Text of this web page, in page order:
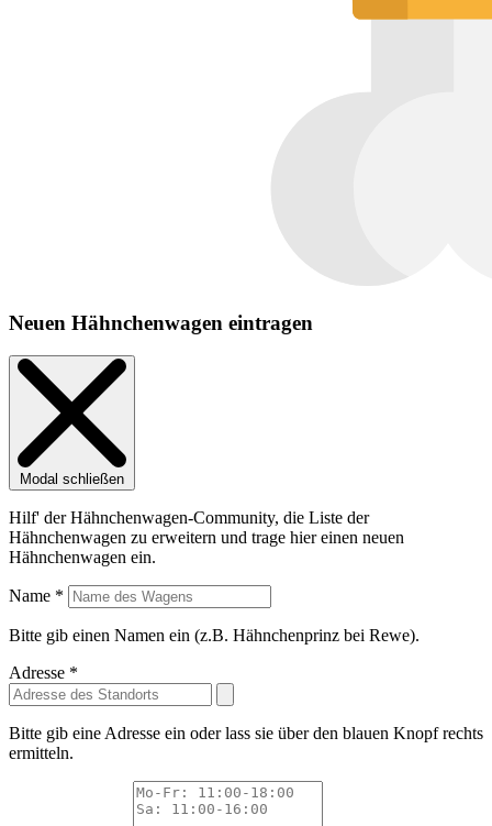
Neuen Hähnchenwagen eintragen
Modal schließen
Hilf' der Hähnchenwagen-Community, die Liste der
Hähnchenwagen zu erweitern und trage hier einen neuen
Hähnchenwagen ein.
Name *
Bitte gib einen Namen ein (z.B. Hähnchenprinz bei Rewe).
Adresse *
Bitte gib eine Adresse ein oder lass sie über den blauen Knopf rechts
ermitteln.